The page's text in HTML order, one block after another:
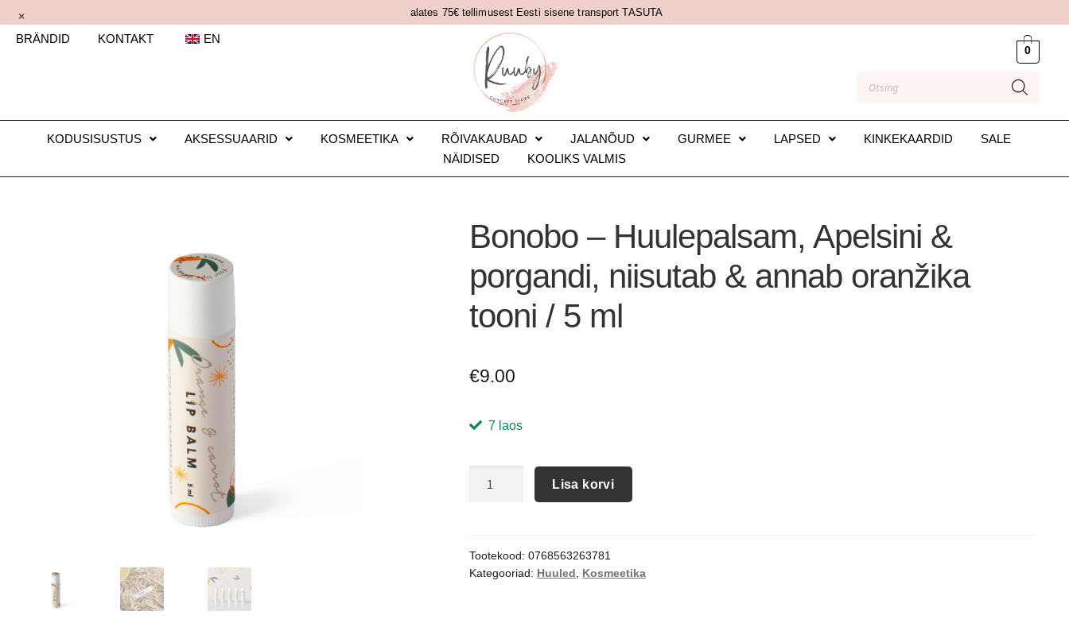
alates 75€ tellimusest Eesti sisene transport TASUTA
×
BRÄNDID KONTAKT EN
0
KODUSISUSTUS AKSESSUAARID KOSMEETIKA RÕIVAKAUBAD JALANÕUD GURMEE LAPSED KINKEKAARDID
SALE
NÄIDISED
KOOLIKS VALMIS
Bonobo – Huulepalsam, Apelsini &
porgandi, niisutab & annab oranžika
tooni / 5 ml
€9.00
7 laos
Lisa korvi
Tootekood: 0768563263781
Kategooriad: Huuled, Kosmeetika